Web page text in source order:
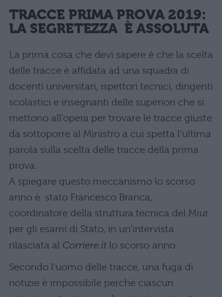
TRACCE PRIMA PROVA 2019:
LA SEGRETEZZA È ASSOLUTA
La prima cosa che devi sapere è che la scelta
delle tracce è affidata ad una squadra di
docenti universitari, ispettori tecnici, dirigenti
scolastici e insegnanti delle superiori che si
mettono all’opera per trovare le tracce giuste
da sottoporre al Ministro a cui spetta l’ultima
parola sulla scelta delle tracce della prima
prova.
A spiegare questo meccanismo lo scorso
anno è stato Francesco Branca,
coordinatore della struttura tecnica del Miur
per gli esami di Stato, in un’intervista
rilasciata al Corriere.it lo scorso anno.
Secondo l’uomo delle tracce, una fuga di
notizie è impossibile perché ciascun